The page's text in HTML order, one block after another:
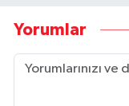
Yorumlar